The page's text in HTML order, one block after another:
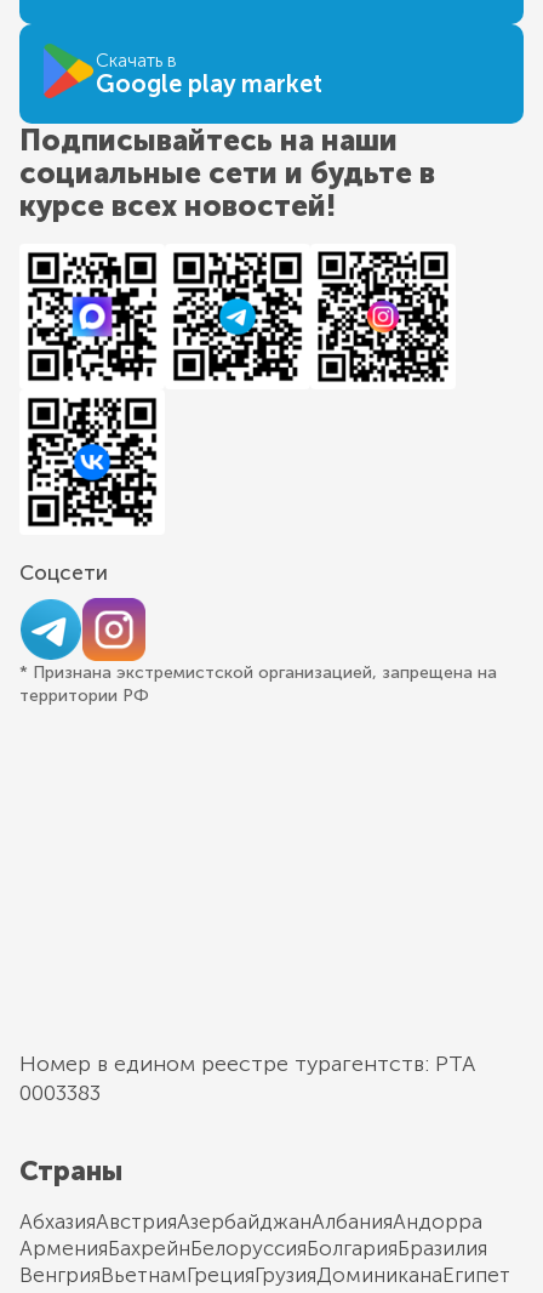
Скачать в
Google play market
Подписывайтесь на наши
социальные сети и будьте в
курсе всех новостей!
Соцсети
* Признана экстремистской организацией, запрещена на
территории РФ
Номер в едином реестре турагентств: РТА
0003383
Страны
АбхазияАвстрияАзербайджанАлбанияАндорра
АрменияБахрейнБелоруссияБолгарияБразилия
ВенгрияВьетнамГрецияГрузияДоминиканаЕгипет